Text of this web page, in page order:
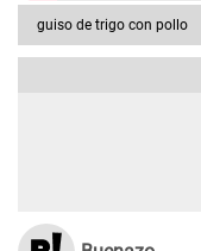
guiso de trigo con pollo